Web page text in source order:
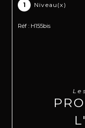
1 Niveau(x)
Réf : H155bis